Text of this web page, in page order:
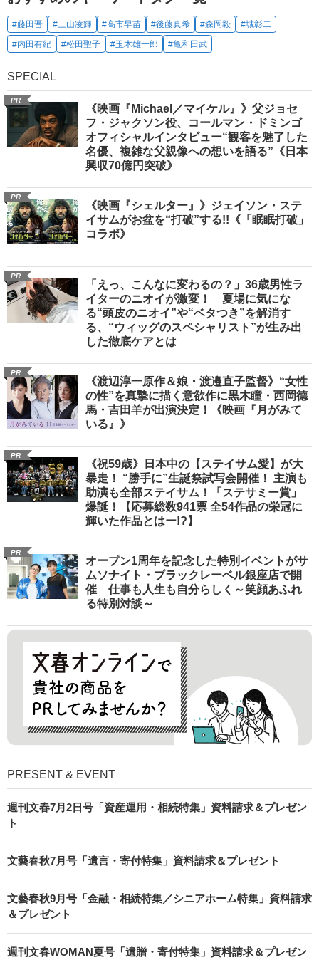
#藤田晋 #三山凌輝 #高市早苗 #後藤真希 #森岡毅
#城彰二
#内田有紀
#松田聖子 #玉木雄一郎 #亀和田武
SPECIAL
PR
《映画『Michael／マイケル』》父ジョセ
フ・ジャクソン役、コールマン・ドミンゴ
オフィシャルインタビュー“観客を魅了した
名優、複雑な父親像への想いを語る”《日本
興収70億円突破》
PR
《映画『シェルター』》ジェイソン・ステ
イサムがお盆を“打破”する!!《「眠眠打破」
コラボ》
PR
「えっ、こんなに変わるの？」36歳男性ラ
イターのニオイが激変！ 夏場に気にな
る“頭皮のニオイ”や“ベタつき”を解消す
る、“ウィッグのスペシャリスト”が生み出
した徹底ケアとは
PR
《渡辺淳一原作＆娘・渡邉直子監督》“女性
の性”を真摯に描く意欲作に黒木瞳・西岡德
馬・吉田羊が出演決定！《映画『月がみて
いる』》
PR
《祝59歳》日本中の【ステイサム愛】が大
暴走！ “勝手に”生誕祭試写会開催！ 主演も
助演も全部ステイサム！「ステサミー賞」
爆誕！【応募総数941票 全54作品の栄冠に
輝いた作品とはー!?】
PR
オープン1周年を記念した特別イベントがサ
ムソナイト・ブラックレーベル銀座店で開
催 仕事も人生も自分らしく～笑顔あふれ
る特別対談～
PRESENT & EVENT
週刊文春7月2日号「資産運用・相続特集」資料請求＆プレゼン
ト
文藝春秋7月号「遺言・寄付特集」資料請求＆プレゼント
文藝春秋9月号「金融・相続特集／シニアホーム特集」資料請求
＆プレゼント
週刊文春WOMAN夏号「遺贈・寄付特集」資料請求＆プレゼン